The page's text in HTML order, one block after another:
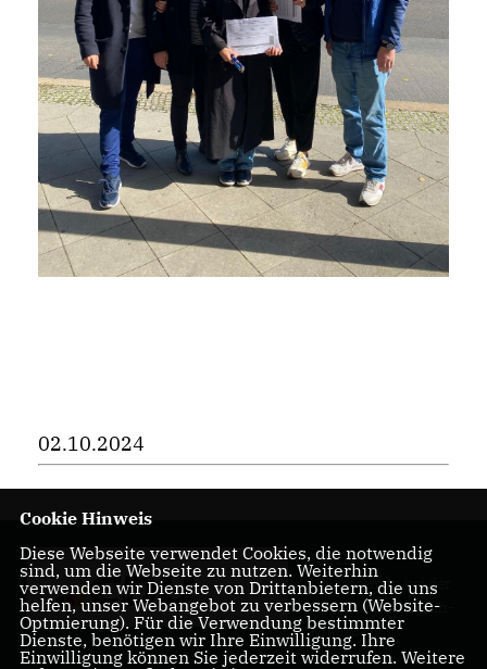
02.10.2024
Herzlich
Willkommen bei der
CDU Friedrichshain-
Kreuzberg
Cookie Hinweis
Diese Webseite verwendet Cookies, die notwendig
sind, um die Webseite zu nutzen. Weiterhin
verwenden wir Dienste von Drittanbietern, die uns
helfen, unser Webangebot zu verbessern (Website-
Optmierung). Für die Verwendung bestimmter
Dienste, benötigen wir Ihre Einwilligung. Ihre
Einwilligung können Sie jederzeit widerrufen. Weitere